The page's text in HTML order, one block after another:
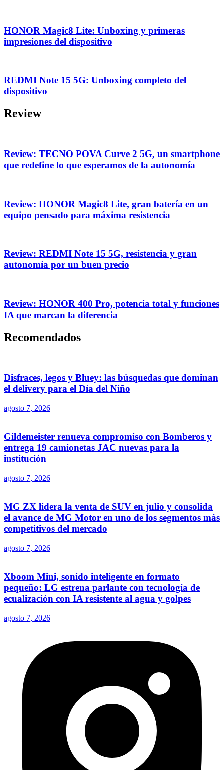
HONOR Magic8 Lite: Unboxing y primeras
impresiones del dispositivo
REDMI Note 15 5G: Unboxing completo del
dispositivo
Review
Review: TECNO POVA Curve 2 5G, un smartphone
que redefine lo que esperamos de la autonomía
Review: HONOR Magic8 Lite, gran batería en un
equipo pensado para máxima resistencia
Review: REDMI Note 15 5G, resistencia y gran
autonomía por un buen precio
Review: HONOR 400 Pro, potencia total y funciones
IA que marcan la diferencia
Recomendados
Disfraces, legos y Bluey: las búsquedas que dominan
el delivery para el Día del Niño
agosto 7, 2026
Gildemeister renueva compromiso con Bomberos y
entrega 19 camionetas JAC nuevas para la
institución
agosto 7, 2026
MG ZX lidera la venta de SUV en julio y consolida
el avance de MG Motor en uno de los segmentos más
competitivos del mercado
agosto 7, 2026
Xboom Mini, sonido inteligente en formato
pequeño: LG estrena parlante con tecnología de
ecualización con IA resistente al agua y golpes
agosto 7, 2026